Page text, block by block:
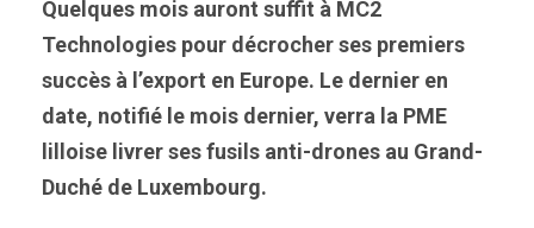
Quelques mois auront suffit à MC2
Technologies pour décrocher ses premiers
succès à l’export en Europe. Le dernier en
date, notifié le mois dernier, verra la PME
lilloise livrer ses fusils anti-drones au Grand-
Duché de Luxembourg.